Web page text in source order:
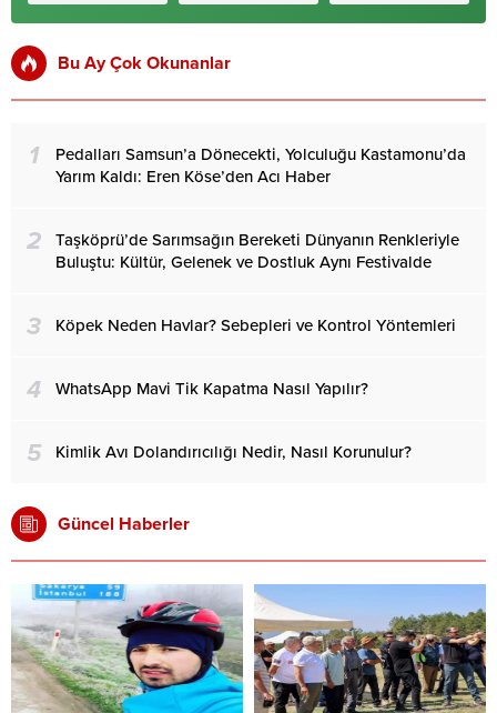
Bu Ay Çok Okunanlar
1
Pedalları Samsun’a Dönecekti, Yolculuğu Kastamonu’da
Yarım Kaldı: Eren Köse’den Acı Haber
2
Taşköprü’de Sarımsağın Bereketi Dünyanın Renkleriyle
Buluştu: Kültür, Gelenek ve Dostluk Aynı Festivalde
3 Köpek Neden Havlar? Sebepleri ve Kontrol Yöntemleri
4 WhatsApp Mavi Tik Kapatma Nasıl Yapılır?
5 Kimlik Avı Dolandırıcılığı Nedir, Nasıl Korunulur?
Güncel Haberler